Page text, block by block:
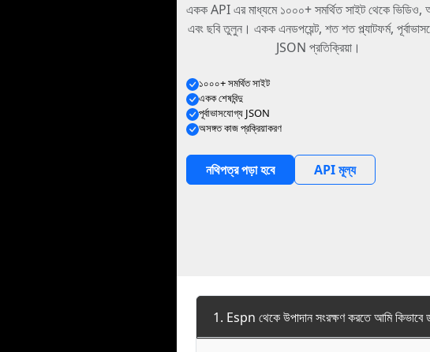
একক API এর মাধ্যমে ১০০০+ সমর্থিত সাইট থেকে ভিডিও,
এবং ছবি তুলুন। একক এনডপয়েন্ট, শত শত প্ল্যাটফর্ম,
JSON প্রতিক্রিয়া।
১০০০+ সমর্থিত সাইট
একক শেষবিন্দু
পূর্বাভাসযোগ্য JSON
অসঙ্গত কাজ প্রক্রিয়াকরণ
নথিপত্র পড়া হবে API মূল্য
1. Espn থেকে উপাদান সংরক্ষণ করতে আমি কিভাবে